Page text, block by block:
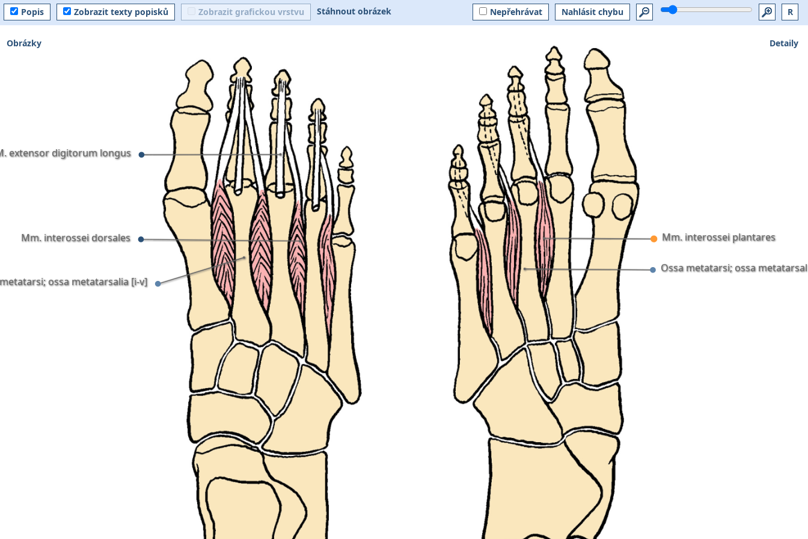
Popis Zobrazit texty popisků Zobrazit grafickou vrstvu Stáhnout obrázek R
Nahlásit chybu
Nepřehrávat
Ossa metatarsi; ossa
ossa metatarsalia [i-v]
extensor digitorum longus
Mm. interossei dorsales Mm. interossei plantares
Obrázky Detaily